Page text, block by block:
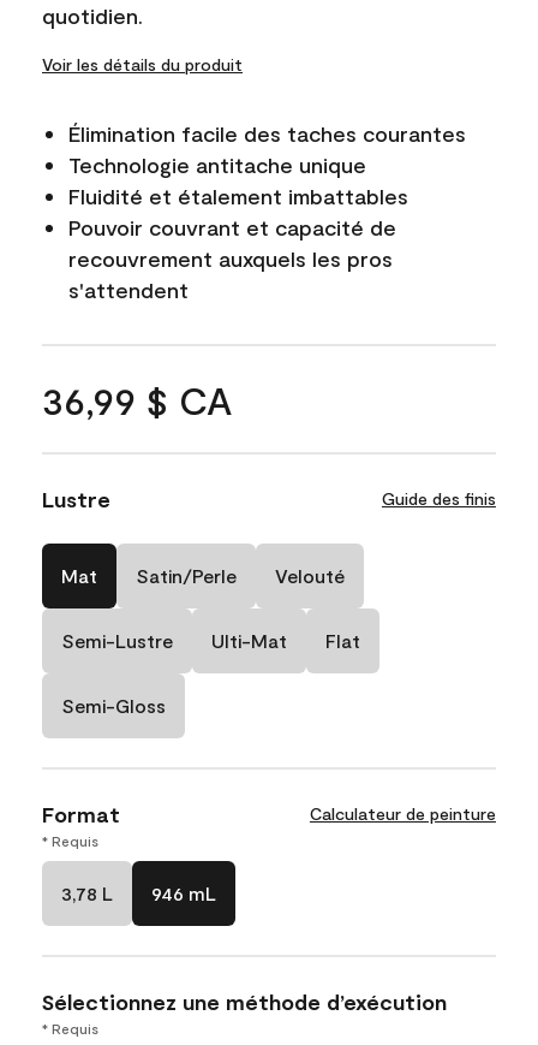
quotidien.
Voir les détails du produit
Élimination facile des taches courantes
Technologie antitache unique
Fluidité et étalement imbattables
Pouvoir couvrant et capacité de
recouvrement auxquels les pros
s'attendent
36,99 $ CA
Lustre Guide des finis
Mat Satin/Perle Velouté
Semi-Lustre Ulti-Mat Flat
Semi-Gloss
Format Calculateur de peinture
* Requis
3,78 L 946 mL
Sélectionnez une méthode d’exécution
* Requis